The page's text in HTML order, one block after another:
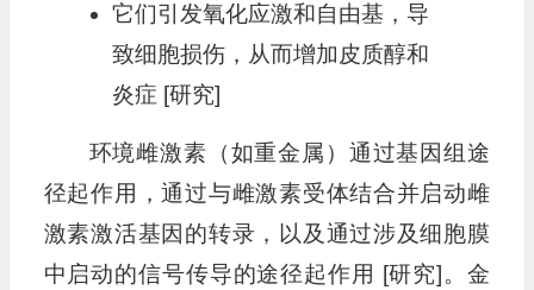
它们引发氧化应激和自由基，导
致细胞损伤，从而增加皮质醇和
炎症 [研究]
环境雌激素（如重金属）通过基因组途
径起作用，通过与雌激素受体结合并启动雌
激素激活基因的转录，以及通过涉及细胞膜
中启动的信号传导的途径起作用 [研究]。金